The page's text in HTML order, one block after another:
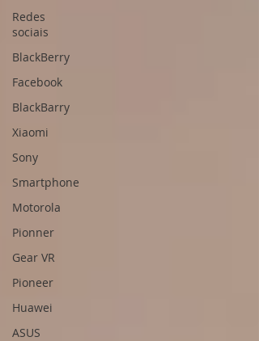
Redes
sociais
BlackBerry
Facebook
BlackBarry
Xiaomi
Sony
Smartphone
Motorola
Pionner
Gear VR
Pioneer
Huawei
ASUS